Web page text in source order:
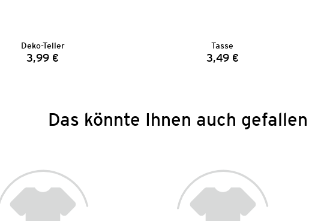
Deko-Teller
Preis:
3,99 €
Tasse
Preis:
3,49 €
Das könnte Ihnen auch gefallen